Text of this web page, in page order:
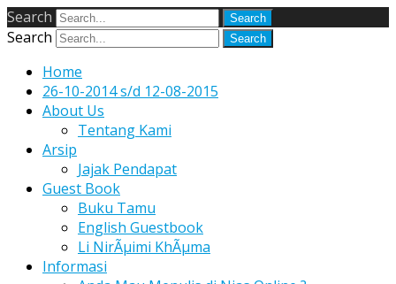
Search
Search
Home
26-10-2014 s/d 12-08-2015
About Us
Tentang Kami
Arsip
Jajak Pendapat
Guest Book
Buku Tamu
English Guestbook
Li NirÃµimi KhÃµma
Informasi